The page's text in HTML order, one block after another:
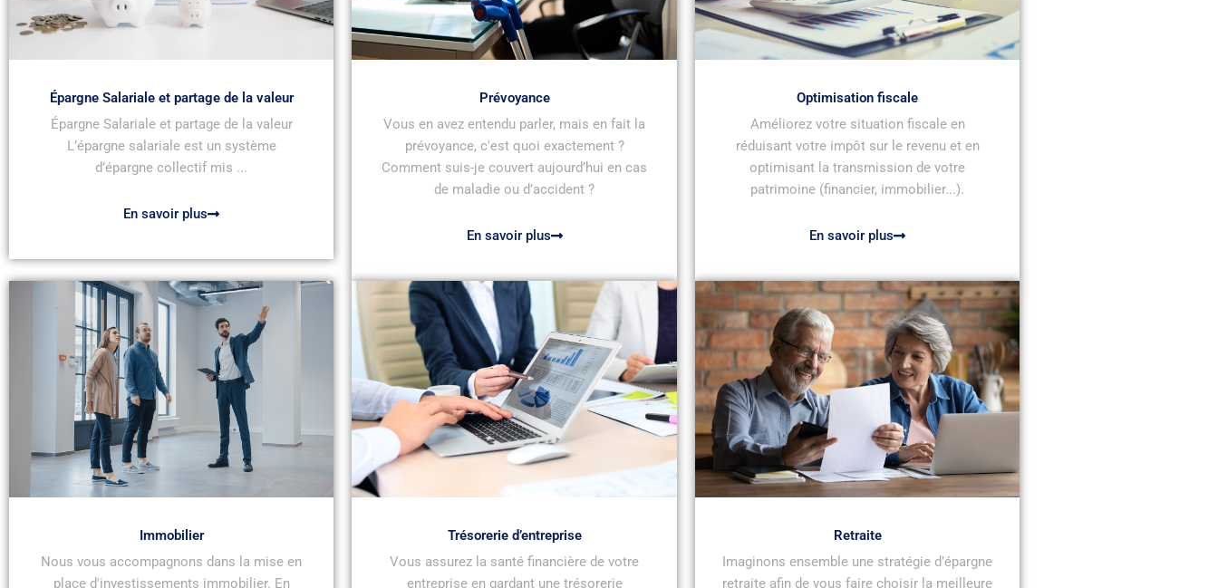
Épargne Salariale et partage de la valeur
Épargne Salariale et partage de la valeur
L’épargne salariale est un système
d’épargne collectif mis ...
En savoir plus
Prévoyance
Vous en avez entendu parler, mais en fait la
prévoyance, c'est quoi exactement ?
Comment suis-je couvert aujourd’hui en cas
de maladie ou d’accident ?
En savoir plus
Optimisation fiscale
Améliorez votre situation fiscale en
réduisant votre impôt sur le revenu et en
optimisant la transmission de votre
patrimoine (financier, immobilier...).
En savoir plus
Immobilier
Nous vous accompagnons dans la mise en
place d'investissements immobilier. En
Trésorerie d’entreprise
Vous assurez la santé financière de votre
entreprise en gardant une trésorerie
Retraite
Imaginons ensemble une stratégie d’épargne
retraite afin de vous faire choisir la meilleure